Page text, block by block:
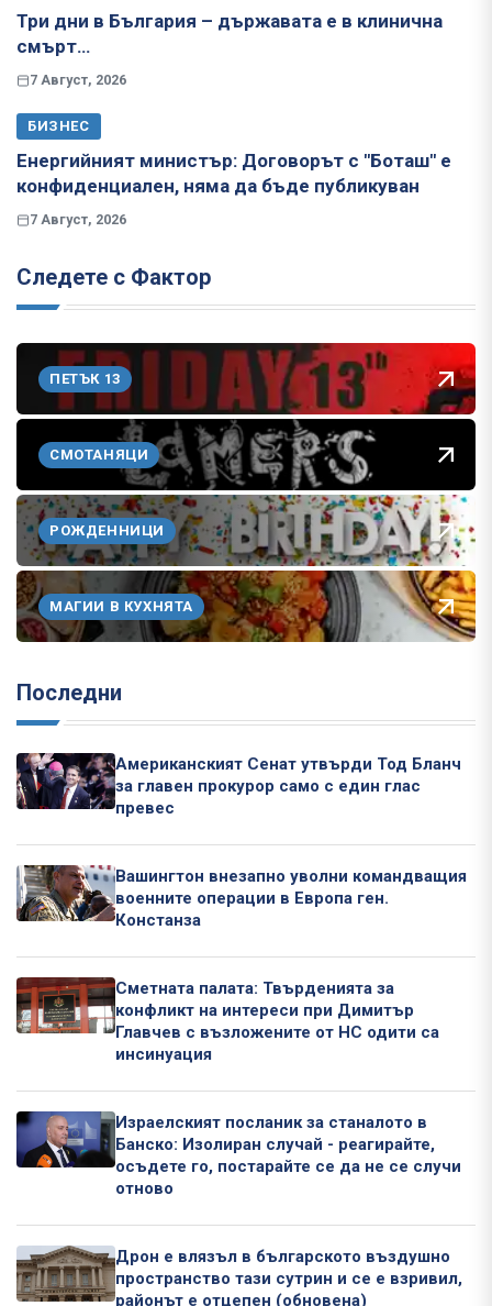
Три дни в България – държавата е в клинична
смърт…
7 Август, 2026
БИЗНЕС
Енергийният министър: Договорът с "Боташ" е
конфиденциален, няма да бъде публикуван
7 Август, 2026
Следете с Фактор
ПЕТЪК 13
СМОТАНЯЦИ
РОЖДЕННИЦИ
МАГИИ В КУХНЯТА
Последни
Американският Сенат утвърди Тод Бланч
за главен прокурор само с един глас
превес
Вашингтон внезапно уволни командващия
военните операции в Европа ген.
Констанза
Сметната палата: Твърденията за
конфликт на интереси при Димитър
Главчев с възложените от НС одити са
инсинуация
Израелският посланик за станалото в
Банско: Изолиран случай - реагирайте,
осъдете го, постарайте се да не се случи
отново
Дрон е влязъл в българското въздушно
пространство тази сутрин и се е взривил,
районът е отцепен (обновена)